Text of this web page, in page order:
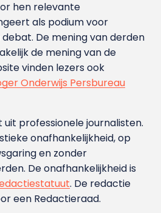
hen relevante
als podium voor
De mening van derden
de mening van de
vinden lezers ook
Onderwijs Persbureau
professionele journalisten.
onafhankelijkheid, op
en zonder
De onafhankelijkheid is
. De redactie
een Redactieraad.